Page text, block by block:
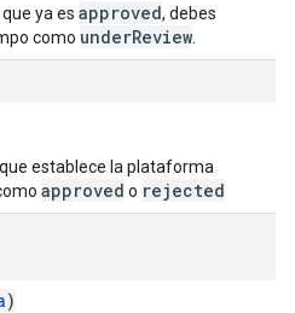
ya es approved, debes
como underReview
establece la plataforma
approved o rejected
)